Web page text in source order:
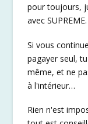
pour toujours,
avec SUPREME.
Si vous
pagayer seul,
même, et ne
à l'intérieur…
Rien n'est